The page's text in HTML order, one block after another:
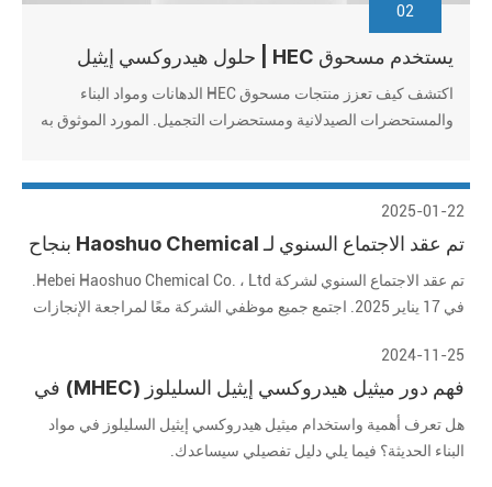
02
يستخدم مسحوق HEC | حلول هيدروكسي إيثيل
السليلوز من الدرجة الصناعية
اكتشف كيف تعزز منتجات مسحوق HEC الدهانات ومواد البناء
والمستحضرات الصيدلانية ومستحضرات التجميل. المورد الموثوق به
2025-01-22
تم عقد الاجتماع السنوي لـ Haoshuo Chemical بنجاح
، ونتطلع إلى المستقبل معًا
في 17 يناير 2025. اجتمع جميع موظفي الشركة معًا لمراجعة الإنجازات
2024-11-25
فهم دور ميثيل هيدروكسي إيثيل السليلوز (MHEC) في
مواد البناء الحديثة
هل تعرف أهمية واستخدام ميثيل هيدروكسي إيثيل السليلوز في مواد
البناء الحديثة؟ فيما يلي دليل تفصيلي سيساعدك.